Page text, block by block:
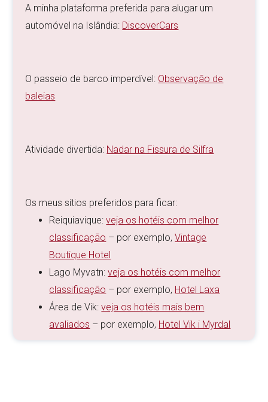
A minha plataforma preferida para alugar um
automóvel na Islândia: DiscoverCars
O passeio de barco imperdível: Observação de
baleias
Atividade divertida: Nadar na Fissura de Silfra
Os meus sítios preferidos para ficar:
Reiquiavique:veja os hotéis com melhor
classificação – por exemplo,Vintage
Boutique Hotel
Lago Myvatn:veja os hotéis com melhor
classificação – por exemplo, Hotel Laxa
Área de Vik:veja os hotéis mais bem
avaliados – por exemplo, Hotel Vik i Myrdal